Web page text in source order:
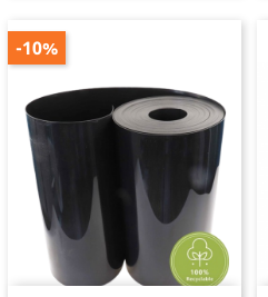
-10%